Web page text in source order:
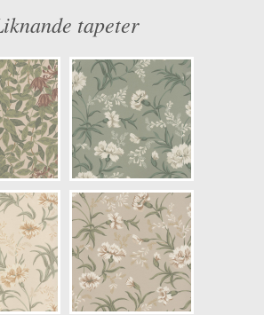
x Bredd: 10,05 x 0,53
S10569
Bottenkulör: S1505-Y30R
Grön
Växande, Blommig
Limtryck
1223,00 kr
din färghandlare för
pris.)
tapeter